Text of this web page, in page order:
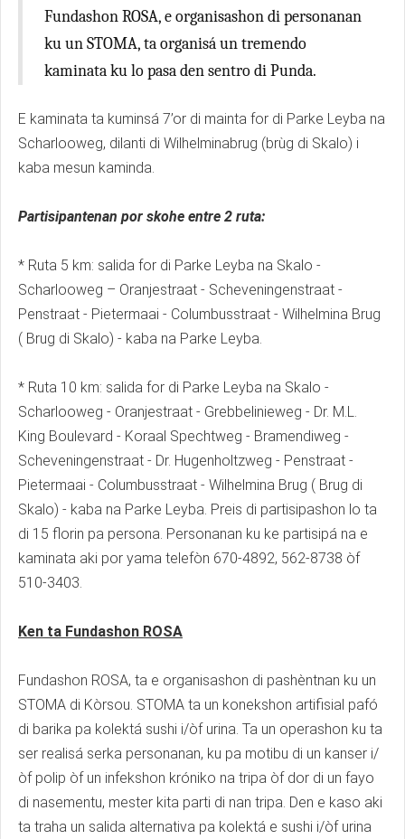
Fundashon ROSA, e organisashon di personanan
ku un STOMA, ta organisá un tremendo
kaminata ku lo pasa den sentro di Punda.
E kaminata ta kuminsá 7’or di mainta for di Parke Leyba na
Scharlooweg, dilanti di Wilhelminabrug (brùg di Skalo) i
kaba mesun kaminda.
Partisipantenan por skohe entre 2 ruta:
* Ruta 5 km: salida for di Parke Leyba na Skalo -
Scharlooweg – Oranjestraat - Scheveningenstraat -
Penstraat - Pietermaai - Columbusstraat - Wilhelmina Brug
( Brug di Skalo) - kaba na Parke Leyba.
* Ruta 10 km: salida for di Parke Leyba na Skalo -
Scharlooweg - Oranjestraat - Grebbelinieweg - Dr. M.L.
King Boulevard - Koraal Spechtweg - Bramendiweg -
Scheveningenstraat - Dr. Hugenholtzweg - Penstraat -
Pietermaai - Columbusstraat - Wilhelmina Brug ( Brug di
Skalo) - kaba na Parke Leyba. Preis di partisipashon lo ta
di 15 florin pa persona. Personanan ku ke partisipá na e
kaminata aki por yama telefòn 670-4892, 562-8738 òf
510-3403.
Ken ta Fundashon ROSA
Fundashon ROSA, ta e organisashon di pashèntnan ku un
STOMA di Kòrsou. STOMA ta un konekshon artifisial pafó
di barika pa kolektá sushi i/òf urina. Ta un operashon ku ta
ser realisá serka personanan, ku pa motibu di un kanser i/
òf polip òf un infekshon króniko na tripa òf dor di un fayo
di nasementu, mester kita parti di nan tripa. Den e kaso aki
ta traha un salida alternativa pa kolektá e sushi i/òf urina